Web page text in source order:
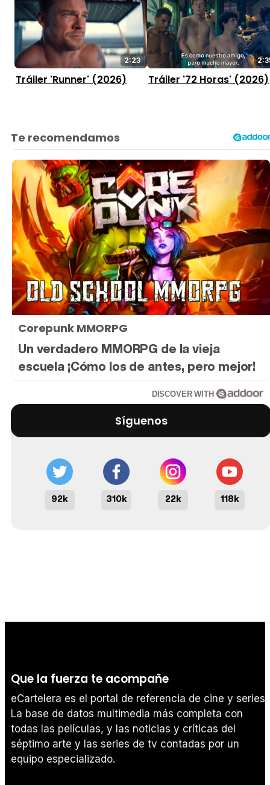
2:23
Tráiler 'Runner' (2026) Tráiler '72 Horas' (2026)
Corepunk MMORPG
Un verdadero MMORPG de la vieja
escuela ¡Cómo los de antes, pero mejor!
DISCOVER WITH
Síguenos
92k 310k 22k 118k
Que la fuerza te acompañe
eCartelera es el portal de referencia de cine y series.
La base de datos multimedia más completa con
todas las películas, y las noticias y críticas del
séptimo arte y las series de tv contadas por un
equipo especializado.